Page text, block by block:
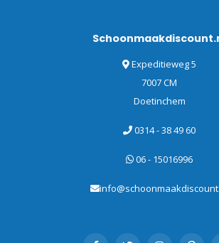
Expeditieweg 5
7007 CM
Doetinchem
0314 - 38 49 60
06 - 15016996